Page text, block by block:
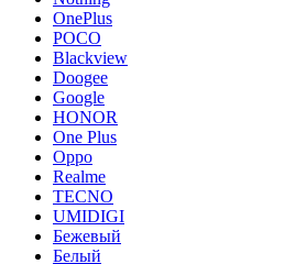
OnePlus
POCO
Blackview
Doogee
Google
HONOR
One Plus
Oppo
Realme
TECNO
UMIDIGI
Бежевый
Белый